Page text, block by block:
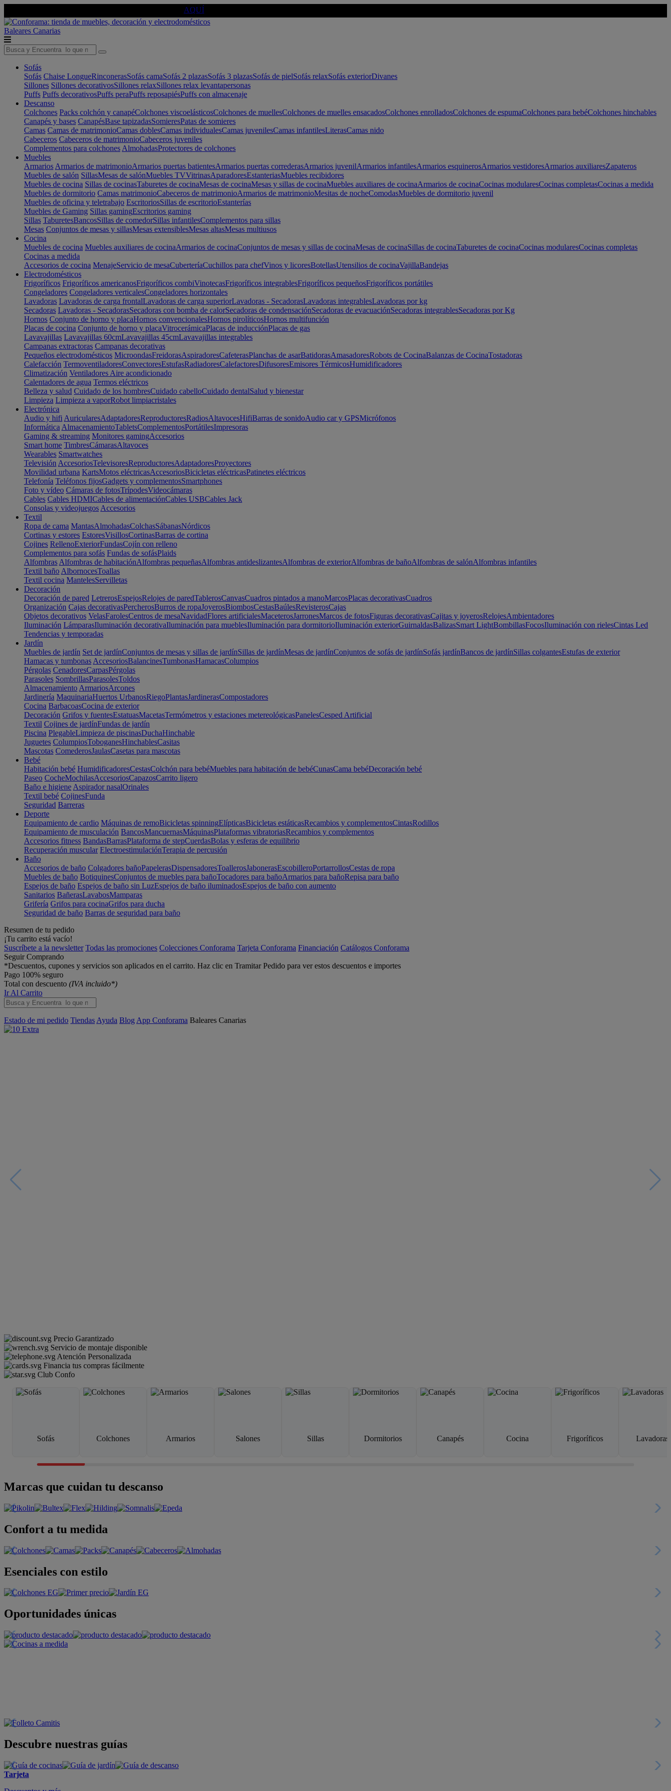
AQUÍ
Baleares Canarias
Sofás
Sofás Chaise LongueRinconerasSofás camaSofás 2 plazasSofás 3 plazasSofás de pielSofás relaxSofás exteriorDivanes
Sillones Sillones decorativosSillones relaxSillones relax levantapersonas
Puffs Puffs decorativosPuffs peraPuffs reposapiésPuffs con almacenaje
Descanso
Colchones Packs colchón y canapéColchones viscoelásticosColchones de muellesColchones de muelles ensacadosColchones enrolladosColchones de espumaColchones para bebéColchones hinchables
Canapés y bases CanapésBase tapizadasSomieresPatas de somieres
Camas Camas de matrimonioCamas doblesCamas individualesCamas juvenilesCamas infantilesLiterasCamas nido
Cabeceros Cabeceros de matrimonioCabeceros juveniles
Complementos para colchones AlmohadasProtectores de colchones
Muebles
Armarios Armarios de matrimonioArmarios puertas batientesArmarios puertas correderasArmarios juvenilArmarios infantilesArmarios esquinerosArmarios vestidoresArmarios auxiliaresZapateros
Muebles de salón SillasMesas de salónMuebles TVVitrinasAparadoresEstanteriasMuebles recibidores
Muebles de cocina Sillas de cocinasTaburetes de cocinaMesas de cocinaMesas y sillas de cocinaMuebles auxiliares de cocinaArmarios de cocinaCocinas modularesCocinas completasCocinas a medida
Muebles de dormitorio Camas matrimonioCabeceros de matrimonioArmarios de matrimonioMesitas de nocheComodasMuebles de dormitorio juvenil
Muebles de oficina y teletrabajo EscritoriosSillas de escritorioEstanterías
Muebles de Gaming Sillas gamingEscritorios gaming
Sillas TaburetesBancosSillas de comedorSillas infantilesComplementos para sillas
Mesas Conjuntos de mesas y sillasMesas extensiblesMesas altasMesas multiusos
Cocina
Muebles de cocina Muebles auxiliares de cocinaArmarios de cocinaConjuntos de mesas y sillas de cocinaMesas de cocinaSillas de cocinaTaburetes de cocinaCocinas modularesCocinas completas
Cocinas a medida
Accesorios de cocina MenajeServicio de mesaCuberteríaCuchillos para chefVinos y licoresBotellasUtensilios de cocinaVajillaBandejas
Electrodomésticos
Frigoríficos Frigoríficos americanosFrigoríficos combiVinotecasFrigoríficos integrablesFrigoríficos pequeñosFrigoríficos portátiles
Congeladores Congeladores verticalesCongeladores horizontales
Lavadoras Lavadoras de carga frontalLavadoras de carga superiorLavadoras - SecadorasLavadoras integrablesLavadoras por kg
Secadoras Lavadoras - SecadorasSecadoras con bomba de calorSecadoras de condensaciónSecadoras de evacuaciónSecadoras integrablesSecadoras por Kg
Hornos Conjunto de horno y placaHornos convencionalesHornos pirolíticosHornos multifunción
Placas de cocina Conjunto de horno y placaVitrocerámicaPlacas de inducciónPlacas de gas
Lavavajillas Lavavajillas 60cmLavavajillas 45cmLavavajillas integrables
Campanas extractoras Campanas decorativas
Pequeños electrodomésticos MicroondasFreidorasAspiradoresCafeterasPlanchas de asarBatidorasAmasadoresRobots de CocinaBalanzas de CocinaTostadoras
Calefacción TermoventiladoresConvectoresEstufasRadiadoresCalefactoresDifusoresEmisores TérmicosHumidificadores
Climatización Ventiladores Aire acondicionado
Calentadores de agua Termos eléctricos
Belleza y salud Cuidado de los hombresCuidado cabelloCuidado dentalSalud y bienestar
Limpieza Limpieza a vaporRobot limpiacristales
Electrónica
Audio y hifi AuricularesAdaptadoresReproductoresRadiosAltavocesHifiBarras de sonidoAudio car y GPSMicrófonos
Informática AlmacenamientoTabletsComplementosPortátilesImpresoras
Gaming & streaming Monitores gamingAccesorios
Smart home TimbresCámarasAltavoces
Wearables Smartwatches
Televisión AccesoriosTelevisoresReproductoresAdaptadoresProyectores
Movilidad urbana KartsMotos eléctricasAccesoriosBicicletas eléctricasPatinetes eléctricos
Telefonía Teléfonos fijosGadgets y complementosSmartphones
Foto y vídeo Cámaras de fotosTrípodesVideocámaras
Cables Cables HDMICables de alimentaciónCables USBCables Jack
Consolas y videojuegos Accesorios
Textil
Ropa de cama MantasAlmohadasColchasSábanasNórdicos
Cortinas y estores EstoresVisillosCortinasBarras de cortina
Cojines RellenoExteriorFundasCojín con relleno
Complementos para sofás Fundas de sofásPlaids
Alfombras Alfombras de habitaciónAlfombras pequeñasAlfombras antideslizantesAlfombras de exteriorAlfombras de bañoAlfombras de salónAlfombras infantiles
Textil baño AlbornocesToallas
Textil cocina MantelesServilletas
Decoración
Decoración de pared LetrerosEspejosRelojes de paredTablerosCanvasCuadros pintados a manoMarcosPlacas decorativasCuadros
Organización Cajas decorativasPercherosBurros de ropaJoyerosBiombosCestasBaúlesRevisterosCajas
Objetos decorativos VelasFarolesCentros de mesaNavidadFlores artificialesMaceterosJarronesMarcos de fotosFiguras decorativasCajitas y joyerosRelojesAmbientadores
Iluminación LámparasIluminación decorativaIluminación para mueblesIluminación para dormitorioIluminación exteriorGuirnaldasBalizasSmart LightBombillasFocosIluminación con rielesCintas Led
Tendencias y temporadas
Jardín
Muebles de jardín Set de jardínConjuntos de mesas y sillas de jardínSillas de jardínMesas de jardínConjuntos de sofás de jardínSofás jardínBancos de jardínSillas colgantesEstufas de exterior
Hamacas y tumbonas AccesoriosBalancinesTumbonasHamacasColumpios
Pérgolas CenadoresCarpasPérgolas
Parasoles SombrillasParasolesToldos
Almacenamiento ArmariosArcones
Jardinería MaquinariaHuertos UrbanosRiegoPlantasJardinerasCompostadores
Cocina BarbacoasCocina de exterior
Decoración Grifos y fuentesEstatuasMacetasTermómetros y estaciones metereológicasPanelesCesped Artificial
Textil Cojines de jardínFundas de jardín
Piscina PlegableLimpieza de piscinasDuchaHinchable
Juguetes ColumpiosToboganesHinchablesCasitas
Mascotas ComederosJaulasCasetas para mascotas
Bebé
Habitación bebé HumidificadoresCestasColchón para bebéMuebles para habitación de bebéCunasCama bebéDecoración bebé
Paseo CocheMochilasAccesoriosCapazosCarrito ligero
Baño e higiene Aspirador nasalOrinales
Textil bebé CojinesFunda
Seguridad Barreras
Deporte
Equipamiento de cardio Máquinas de remoBicicletas spinningElípticasBicicletas estáticasRecambios y complementosCintasRodillos
Equipamiento de musculación BancosMancuernasMáquinasPlataformas vibratoriasRecambios y complementos
Accesorios fitness BandasBarrasPlataforma de stepCuerdasBolas y esferas de equilibrio
Recuperación muscular ElectroestimulaciónTerapia de percusión
Baño
Accesorios de baño Colgadores bañoPapelerasDispensadoresToallerosJabonerasEscobilleroPortarrollosCestas de ropa
Muebles de baño BotiquinesConjuntos de muebles para bañoTocadores para bañoArmarios para bañoRepisa para baño
Espejos de baño Espejos de baño sin LuzEspejos de baño iluminadosEspejos de baño con aumento
Sanitarios BañerasLavabosMamparas
Grifería Grifos para cocinaGrifos para ducha
Seguridad de baño Barras de seguridad para baño
Resumen de tu pedido
¡Tu carrito está vacío!
Suscríbete a la newsletter Todas las promociones Colecciones Conforama Tarjeta Conforama Financiación Catálogos Conforama
Seguir Comprando
*Descuentos, cupones y servicios son aplicados en el carrito. Haz clic en Tramitar Pedido para ver estos descuentos e importes
Pago 100% seguro
Total con descuento (IVA incluido*)
Ir Al Carrito
Estado de mi pedido Tiendas Ayuda Blog App Conforama Baleares Canarias
Precio Garantizado
Servicio de montaje disponible
Atención Personalizada
Financia tus compras fácilmente
Club Confo
Sofás Colchones Armarios Salones Sillas Dormitorios Canapés Cocina Frigoríficos Lavadoras
Marcas que cuidan tu descanso
Confort a tu medida
Esenciales con estilo
Oportunidades únicas
Descubre nuestras guías
Tarjeta